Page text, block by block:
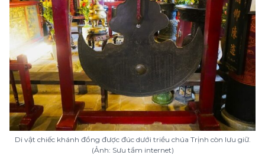
Di vật chiếc khánh đồng được đúc dưới triều chúa Trịnh còn lưu giữ.
(Ảnh: Sưu tầm internet)